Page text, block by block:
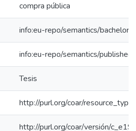
compra pública
info:eu-repo/semantics/
info:eu-repo/semantics/
Tesis
http://purl.org/coar/
http://purl.org/coar/versión/